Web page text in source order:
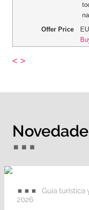
Offer Price
< >
Guía turística
2026